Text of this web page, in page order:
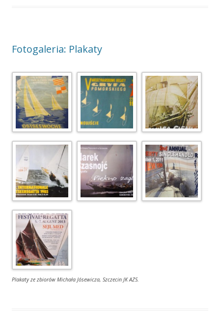
Fotogaleria: Plakaty
Plakaty ze zbiorów Michała Jósewicza, Szczecin JK AZS.